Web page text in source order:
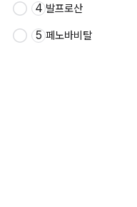
4 발프로산
5 페노바비탈